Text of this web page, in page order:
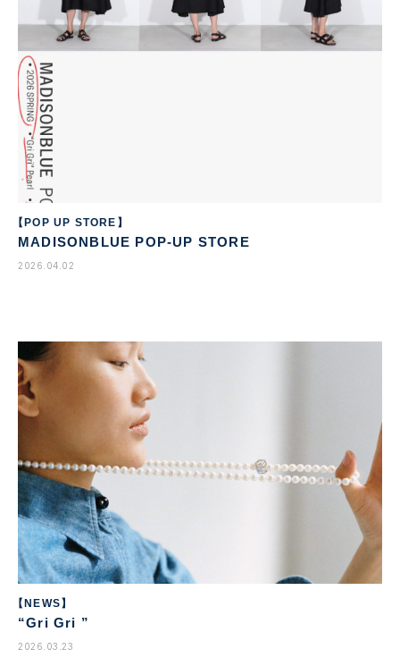
【POP UP STORE】
MADISONBLUE POP-UP STORE
2026.04.02
【NEWS】
“Gri Gri ”
2026.03.23